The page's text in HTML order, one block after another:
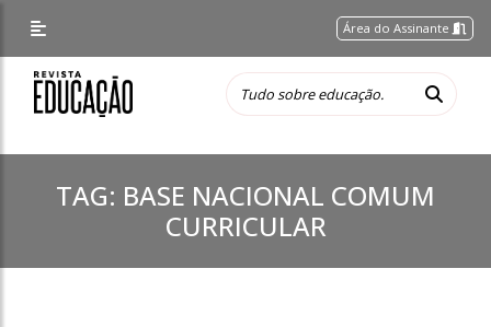
Área do Assinante
TAG: BASE NACIONAL COMUM
CURRICULAR